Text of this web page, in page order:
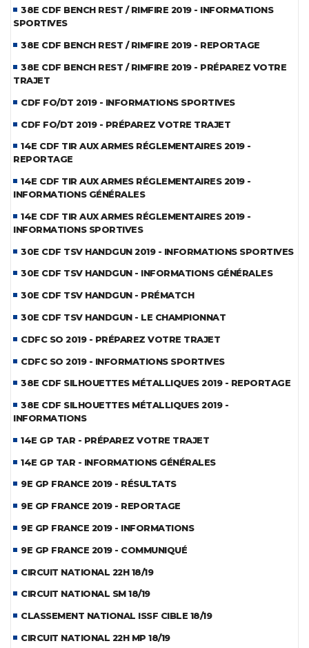
38E CDF BENCH REST / RIMFIRE 2019 - INFORMATIONS
SPORTIVES
38E CDF BENCH REST / RIMFIRE 2019 - REPORTAGE
38E CDF BENCH REST / RIMFIRE 2019 - PRÉPAREZ VOTRE
TRAJET
CDF FO/DT 2019 - INFORMATIONS SPORTIVES
CDF FO/DT 2019 - PRÉPAREZ VOTRE TRAJET
14E CDF TIR AUX ARMES RÉGLEMENTAIRES 2019 -
REPORTAGE
14E CDF TIR AUX ARMES RÉGLEMENTAIRES 2019 -
INFORMATIONS GÉNÉRALES
14E CDF TIR AUX ARMES RÉGLEMENTAIRES 2019 -
INFORMATIONS SPORTIVES
30E CDF TSV HANDGUN 2019 - INFORMATIONS SPORTIVES
30E CDF TSV HANDGUN - INFORMATIONS GÉNÉRALES
30E CDF TSV HANDGUN - PRÉMATCH
30E CDF TSV HANDGUN - LE CHAMPIONNAT
CDFC SO 2019 - PRÉPAREZ VOTRE TRAJET
CDFC SO 2019 - INFORMATIONS SPORTIVES
38E CDF SILHOUETTES MÉTALLIQUES 2019 - REPORTAGE
38E CDF SILHOUETTES MÉTALLIQUES 2019 -
INFORMATIONS
14E GP TAR - PRÉPAREZ VOTRE TRAJET
14E GP TAR - INFORMATIONS GÉNÉRALES
9E GP FRANCE 2019 - RÉSULTATS
9E GP FRANCE 2019 - REPORTAGE
9E GP FRANCE 2019 - INFORMATIONS
9E GP FRANCE 2019 - COMMUNIQUÉ
CIRCUIT NATIONAL 22H 18/19
CIRCUIT NATIONAL SM 18/19
CLASSEMENT NATIONAL ISSF CIBLE 18/19
CIRCUIT NATIONAL 22H MP 18/19